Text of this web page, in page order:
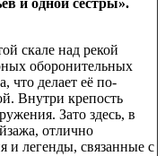
скале над рекой
оборонительных
что делает её по-
Внутри крепость
Зато здесь, в
отлично
и легенды, связанные с